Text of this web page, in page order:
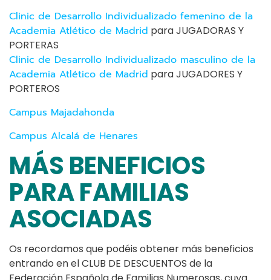
Clinic de Desarrollo Individualizado femenino de la
Academia Atlético de Madrid para JUGADORAS Y
PORTERAS
Clinic de Desarrollo Individualizado masculino de la
Academia Atlético de Madrid para JUGADORES Y
PORTEROS
Campus Majadahonda
Campus Alcalá de Henares
MÁS BENEFICIOS
PARA FAMILIAS
ASOCIADAS
Os recordamos que podéis obtener más beneficios
entrando en el CLUB DE DESCUENTOS de la